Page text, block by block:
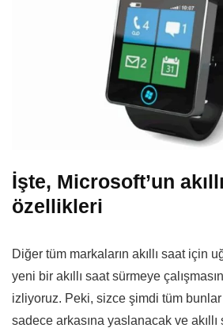
İşte, Microsoft’un
özellikleri
Diğer tüm markaların akıllı saat için
yeni bir akıllı saat sürmeye
izliyoruz. Peki, sizce şimdi tüm
sadece arkasına yaslanacak ve akıllı